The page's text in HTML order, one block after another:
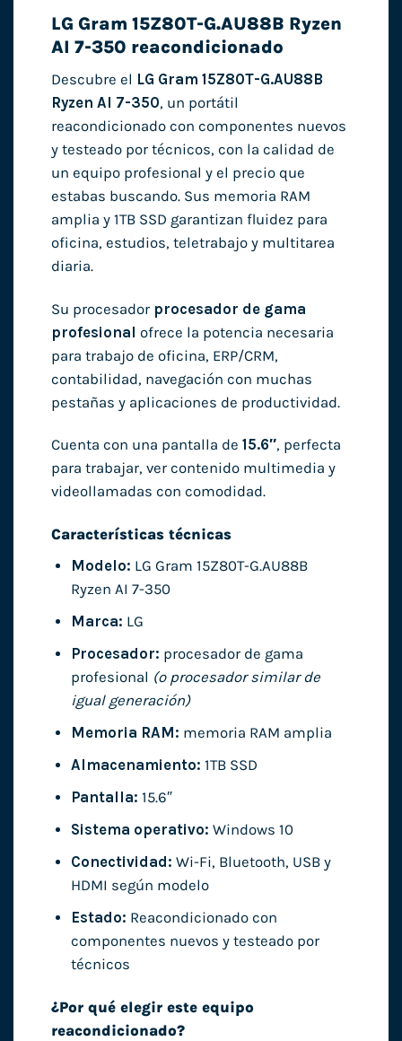
LG Gram 15Z80T-G.AU88B Ryzen
AI 7-350 reacondicionado
Descubre el LG Gram 15Z80T-G.AU88B
Ryzen AI 7-350, un portátil
reacondicionado con componentes nuevos
y testeado por técnicos, con la calidad de
un equipo profesional y el precio que
estabas buscando. Sus memoria RAM
amplia y 1TB SSD garantizan fluidez para
oficina, estudios, teletrabajo y multitarea
diaria.
Su procesador procesador de gama
profesional ofrece la potencia necesaria
para trabajo de oficina, ERP/CRM,
contabilidad, navegación con muchas
pestañas y aplicaciones de productividad.
Cuenta con una pantalla de 15.6″, perfecta
para trabajar, ver contenido multimedia y
videollamadas con comodidad.
Características técnicas
Modelo: LG Gram 15Z80T-G.AU88B
Ryzen AI 7-350
Marca: LG
Procesador: procesador de gama
profesional (o procesador similar de
igual generación)
Memoria RAM: memoria RAM amplia
Almacenamiento: 1TB SSD
Pantalla: 15.6″
Sistema operativo: Windows 10
Conectividad: Wi-Fi, Bluetooth, USB y
HDMI según modelo
Estado: Reacondicionado con
componentes nuevos y testeado por
técnicos
¿Por qué elegir este equipo
reacondicionado?